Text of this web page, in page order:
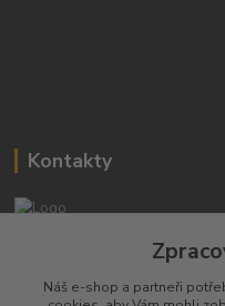
Kontakty
+420 603794370
Náš e-shop a partneři